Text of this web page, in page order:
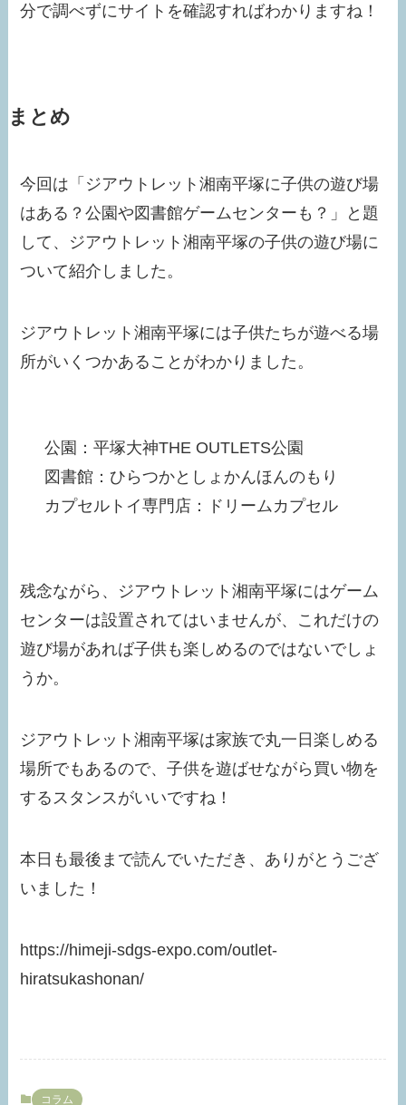
分で調べずにサイトを確認すればわかりますね！
まとめ
今回は「ジアウトレット湘南平塚に子供の遊び場
はある？公園や図書館ゲームセンターも？」と題
して、ジアウトレット湘南平塚の子供の遊び場に
ついて紹介しました。
ジアウトレット湘南平塚には子供たちが遊べる場
所がいくつかあることがわかりました。
公園：平塚大神THE OUTLETS公園
図書館：ひらつかとしょかんほんのもり
カプセルトイ専門店：ドリームカプセル
残念ながら、ジアウトレット湘南平塚にはゲーム
センターは設置されてはいませんが、これだけの
遊び場があれば子供も楽しめるのではないでしょ
うか。
ジアウトレット湘南平塚は家族で丸一日楽しめる
場所でもあるので、子供を遊ばせながら買い物を
するスタンスがいいですね！
本日も最後まで読んでいただき、ありがとうござ
いました！
https://himeji-sdgs-expo.com/outlet-
hiratsukashonan/
コラム